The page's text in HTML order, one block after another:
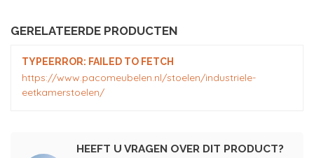
GERELATEERDE PRODUCTEN
TYPEERROR: FAILED TO FETCH
https://www.pacomeubelen.nl/stoelen/industriele-
eetkamerstoelen/
HEEFT U VRAGEN OVER DIT PRODUCT?